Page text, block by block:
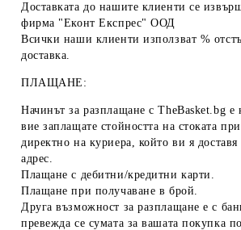
Доставката до нашите клиенти се
фирма "Еконт Експрес" ООД
Всички наши клиенти използват %
доставка.
ПЛАЩАНЕ:
Начинът за разплащане с TheBasket.bg е
вие заплащате стойността на стоката
директно на куриера, който ви я
адрес.
Плащане с дебитни/кредитни карти .
Плащане при получаване в брой.
Друга възможност за разплащане е с
превежда се сумата за вашата покупка